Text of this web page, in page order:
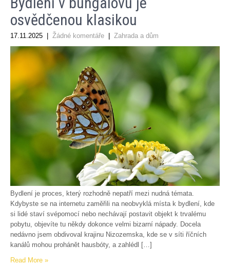
osvědčenou klasikou
17.11.2025 Žádné komentáře Zahrada a dům
Bydlení je proces, který rozhodně nepatří mezi nudná témata.
Kdybyste se na internetu zaměřili na neobvyklá místa k bydlení, kde
si lidé staví svépomocí nebo nechávají postavit objekt k trvalému
pobytu, objevíte tu někdy dokonce velmi bizarní nápady. Docela
nedávno jsem obdivoval krajinu Nizozemska, kde se v síti říčních
kanálů mohou prohánět hausbóty, a zahlédl […]
Read More »